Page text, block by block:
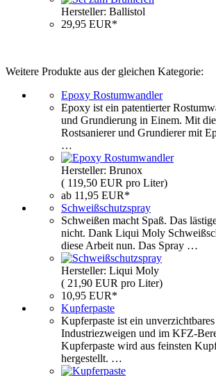
Hersteller: Ballistol
29,95 EUR*
Weitere Produkte aus der gleichen Kategorie:
Epoxy Rostumwandler
Epoxy ist ein patentierter
und Grundierung in Einem. Mit
Rostsanierer und Grundierer mit
…
Hersteller: Brunox
( 119,50 EUR pro Liter)
ab 11,95 EUR*
Schweißschutzspray
Schweißen macht Spaß. Das
nicht. Dank Liqui Moly
diese Arbeit nun. Das Spray …
Hersteller: Liqui Moly
( 21,90 EUR pro Liter)
10,95 EUR*
Kupferpaste
Kupferpaste ist ein
Industriezweigen und im KFZ-
Kupferpaste wird aus feinsten
hergestellt. …